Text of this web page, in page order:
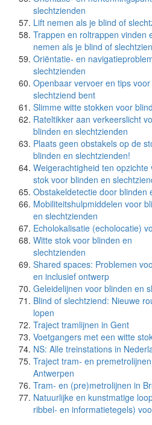
slechtzienden
Lift nemen als je blind of
Trappen en roltrappen vinden
nemen als je blind of
Oriëntatie- en
slechtzienden
Openbaar vervoer en tips
slechtziend bent
Slimme witte stokken voor
Rateltikker aan verkeerslicht
blinden en slechtzienden
Plaats geen obstakels op de
blinden en slechtzienden!
Weigerachtigheid ten
stok voor blinden en
Obstakeldetectie door blinden
Mobiliteitshulpmiddelen voor
en slechtzienden
Echolokalisatie (echolocatie)
Witte stok voor blinden en
slechtzienden
Shared spaces: Problemen
en inclusief ontwerp
Geleidelijnen voor blinden en
Blind of slechtziend: Nieuwe
lopen
Traject tramlijnen in Gent
Voetgangers met een witte
NS: Alle treinstations in
Traject tram- en
Antwerpen
Tram- en (pre)metrolijnen in
Natuurlijke en kunstmatige
ribbel- en informatietegels)